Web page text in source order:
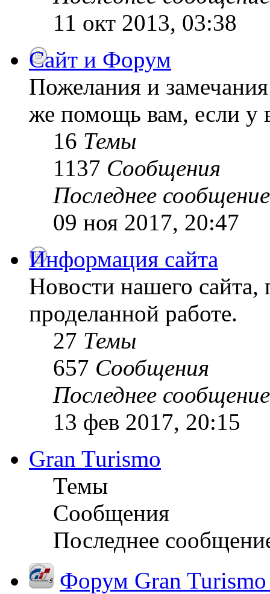
11 окт 2013, 03:38
Сайт и Форум
Пожелания и
же помощь вам, если у
16 Темы
1137 Сообщения
Последнее сообщение
09 ноя 2017, 20:47
Информация сайта
Новости нашего
проделанной работе.
27 Темы
657 Сообщения
Последнее сообщение
13 фев 2017, 20:15
Gran Turismo
Темы
Сообщения
Последнее
Форум Gran